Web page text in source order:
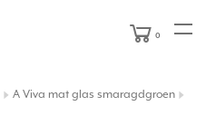
0
A Viva mat glas smaragdgroen